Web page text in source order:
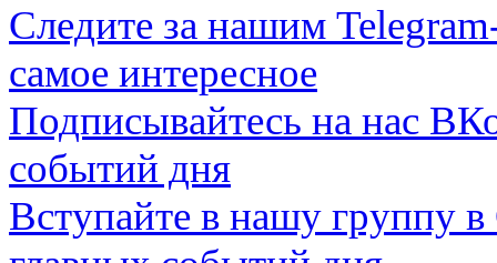
Следите за нашим
самое интересное
Подписывайтесь на нас
событий дня
Вступайте в нашу группу в